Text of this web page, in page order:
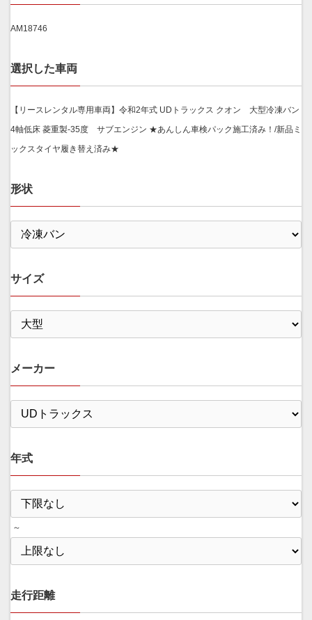
AM18746
選択した車両
【リースレンタル専用車両】令和2年式 UDトラックス クオン 大型冷凍バン
4軸低床 菱重製-35度 サブエンジン ★あんしん車検パック施工済み！/新品ミ
ックスタイヤ履き替え済み★
形状
サイズ
メーカー
年式
～
走行距離